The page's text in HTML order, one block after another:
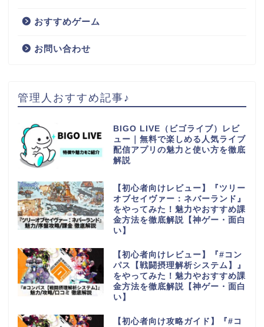
おすすめゲーム
お問い合わせ
管理人おすすめ記事♪
BIGO LIVE（ビゴライブ）レビ
ュー｜無料で楽しめる人気ライブ
配信アプリの魅力と使い方を徹底
解説
【初心者向けレビュー】『ツリー
オブセイヴァー：ネバーランド』
をやってみた！魅力やおすすめ課
金方法を徹底解説【神ゲー・面白
い】
【初心者向けレビュー】『#コン
パス【戦闘摂理解析システム】』
をやってみた！魅力やおすすめ課
金方法を徹底解説【神ゲー・面白
い】
【初心者向け攻略ガイド】『#コ